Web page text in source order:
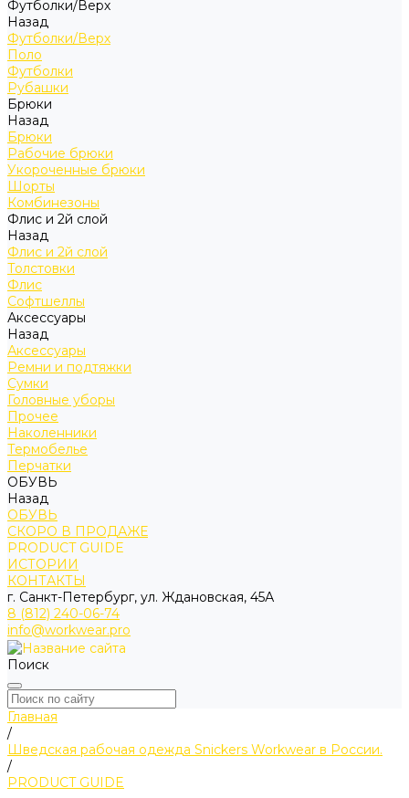
Футболки/Верх
Назад
Футболки/Верх
Поло
Футболки
Рубашки
Брюки
Назад
Брюки
Рабочие брюки
Укороченные брюки
Шорты
Комбинезоны
Флис и 2й слой
Назад
Флис и 2й слой
Толстовки
Флис
Софтшеллы
Аксессуары
Назад
Аксессуары
Ремни и подтяжки
Сумки
Головные уборы
Прочее
Наколенники
Термобелье
Перчатки
ОБУВЬ
Назад
ОБУВЬ
СКОРО В ПРОДАЖЕ
PRODUCT GUIDE
ИСТОРИИ
КОНТАКТЫ
г. Санкт-Петербург, ул. Ждановская, 45А
8 (812) 240-06-74
info@workwear.pro
Поиск
Главная
/
Шведская рабочая одежда Snickers Workwear в России.
/
PRODUCT GUIDE